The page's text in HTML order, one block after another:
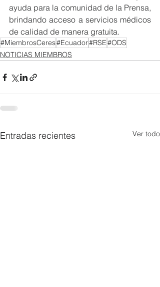
ayuda para la comunidad de la Prensa,
brindando acceso a servicios médicos
de calidad de manera gratuita.
#MiembrosCeres#Ecuador#RSE#ODS
NOTICIAS MIEMBROS
Entradas recientes Ver todo